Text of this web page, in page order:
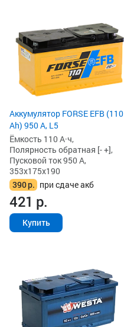
Аккумулятор FORSE EFB (110
Ah) 950 А, L5
Ёмкость 110 А·ч,
Полярность обратная [- +],
Пусковой ток 950 А,
353x175x190
390р. при сдаче акб
421 р.
Купить